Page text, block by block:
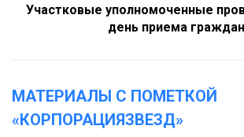
Участковые уполномоченные
день приема граждан
МАТЕРИАЛЫ С ПОМЕТКОЙ
«КОРПОРАЦИЯЗВЕЗД»